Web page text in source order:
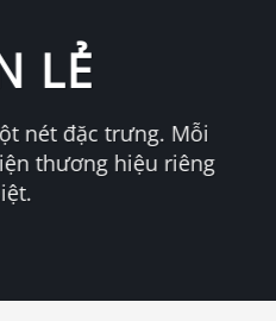
LẺ
nét đặc trưng. Mỗi
thương hiệu riêng